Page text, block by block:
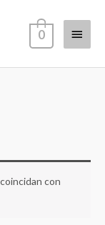
Menú
0
con